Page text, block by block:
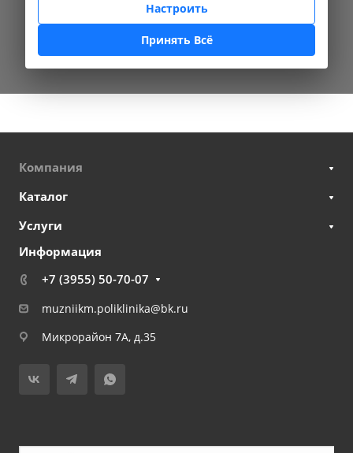
Компания
Каталог
Услуги
Информация
+7 (3955) 50-70-07
muzniikm.poliklinika@bk.ru
Микрорайон 7А, д.35
Настроить
Принять Всё